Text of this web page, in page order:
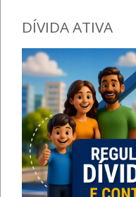
Mozilla
Firefox
Internet
Explorer
DÍVIDA ATIVA